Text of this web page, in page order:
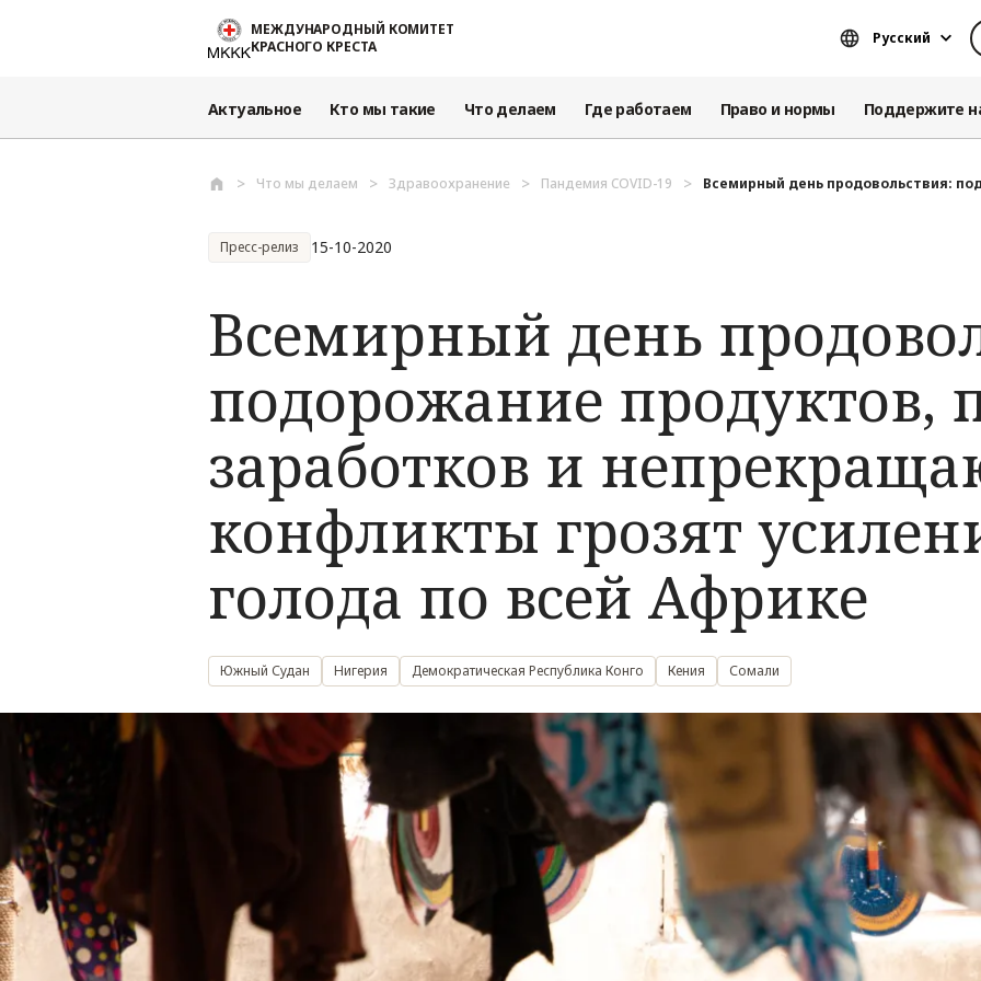
Перейти к основному содержаниюМЕЖДУНАРОДНЫЙ КОМИТЕТ
КРАСНОГО КРЕСТА
Русский
Актуальное Кто мы такие Что делаем Где работаем Право и нормы Поддержите
Что мы делаем Здравоохранение Пандемия COVID-19 Всемирный день продовольствия:
Пресс-релиз 15-10-2020
Всемирный день
подорожание продуктов,
заработков и
конфликты грозят
голода по всей Африке
Южный Судан Нигерия Демократическая Республика Конго Кения Сомали